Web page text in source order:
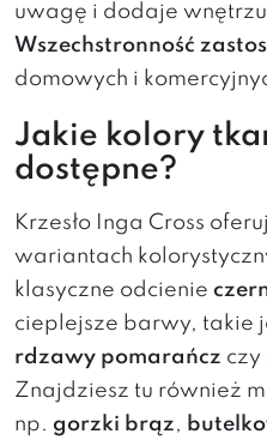
uwagę i dodaje
Wszechstronność
domowych i
Jakie kolory
dostępne?
Krzesło Inga Cross
wariantach
klasyczne odcienie
cieplejsze barwy, takie
rdzawy pomarańcz czy
Znajdziesz tu również
np. gorzki brąz,